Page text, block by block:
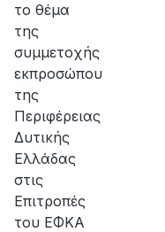
το θέμα
της
συμμετοχής
εκπροσώπου
της
Περιφέρειας
Δυτικής
Ελλάδας
στις
Επιτροπές
του ΕΦΚΑ